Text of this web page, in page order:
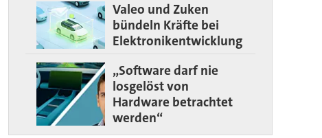
Valeo und Zuken
bündeln Kräfte bei
Elektronikentwicklung
„Software darf nie
losgelöst von
Hardware betrachtet
werden“